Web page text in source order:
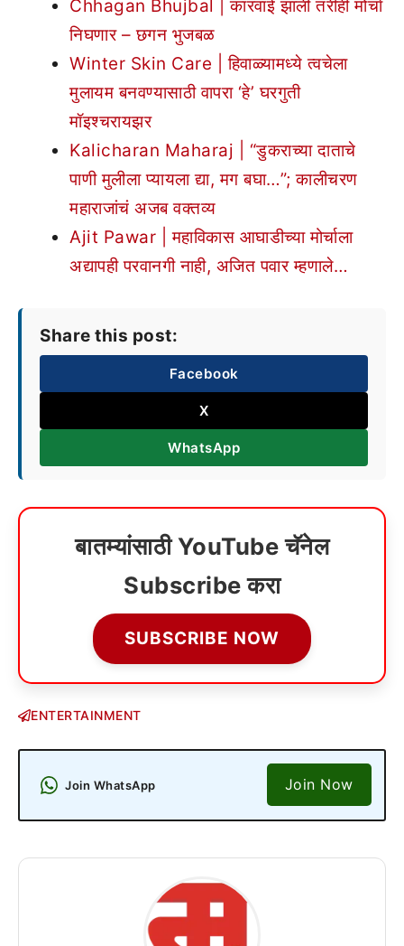
Chhagan Bhujbal | कारवाई झाली तरीही मोर्चा
निघणार – छगन भुजबळ
Winter Skin Care | हिवाळ्यामध्ये त्वचेला
मुलायम बनवण्यासाठी वापरा ‘हे’ घरगुती
मॉइश्चरायझर
Kalicharan Maharaj | “डुकराच्या दाताचे
पाणी मुलीला प्यायला द्या, मग बघा…”; कालीचरण
महाराजांचं अजब वक्तव्य
Ajit Pawar | महाविकास आघाडीच्या मोर्चाला
अद्यापही परवानगी नाही, अजित पवार म्हणाले…
Share this post:
Facebook
X
WhatsApp
बातम्यांसाठी YouTube चॅनेल
Subscribe करा
SUBSCRIBE NOW
ENTERTAINMENT
Join WhatsApp Join Now